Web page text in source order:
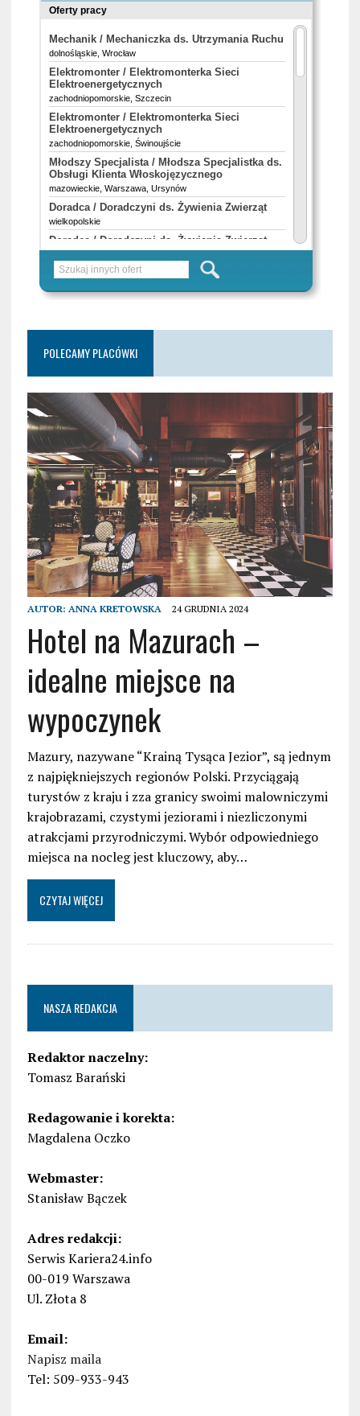
POLECAMY PLACÓWKI
AUTOR: ANNA KRETOWSKA 24 GRUDNIA 2024
Hotel na Mazurach –
idealne miejsce na
wypoczynek
Mazury, nazywane “Krainą Tysąca Jezior”, są jednym
z najpiękniejszych regionów Polski. Przyciągają
turystów z kraju i zza granicy swoimi malowniczymi
krajobrazami, czystymi jeziorami i niezliczonymi
atrakcjami przyrodniczymi. Wybór odpowiedniego
miejsca na nocleg jest kluczowy, aby…
CZYTAJ WIĘCEJ
NASZA REDAKCJA
Redaktor naczelny:
Tomasz Barański
Redagowanie i korekta:
Magdalena Oczko
Webmaster:
Stanisław Bączek
Adres redakcji:
Serwis Kariera24.info
00-019 Warszawa
Ul. Złota 8
Email:
Napisz maila
Tel: 509-933-943